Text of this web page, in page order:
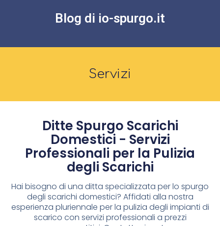
Blog di io-spurgo.it
Servizi
Ditte Spurgo Scarichi
Domestici - Servizi
Professionali per la Pulizia
degli Scarichi
Hai bisogno di una ditta specializzata per lo spurgo
degli scarichi domestici? Affidati alla nostra
esperienza pluriennale per la pulizia degli impianti di
scarico con servizi professionali a prezzi